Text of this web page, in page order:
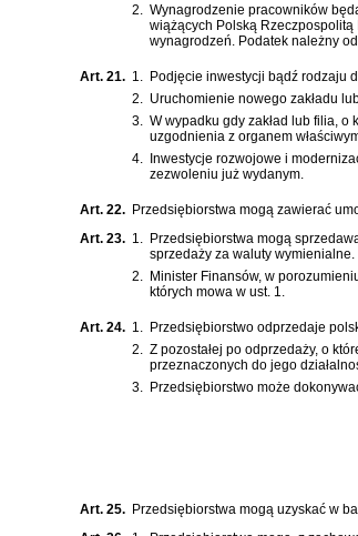
2.
Wynagrodzenie pracowników
wiążących Polską
wynagrodzeń. Podatek należny
Art. 21. 1.
Podjęcie inwestycji bądź rodzaju
2.
Uruchomienie nowego zakładu
3.
W wypadku gdy zakład lub filia,
uzgodnienia z organem
4.
Inwestycje rozwojowe i
zezwoleniu już wydanym.
Art. 22. Przedsiębiorstwa mogą zawierać
Art. 23. 1.
Przedsiębiorstwa mogą
sprzedaży za waluty wymienialne.
2.
Minister Finansów, w
których mowa w ust. 1.
Art. 24. 1.
Przedsiębiorstwo odprzedaje
2.
Z pozostałej po odprzedaży, o
przeznaczonych do jego
3.
Przedsiębiorstwo może
Art. 25. Przedsiębiorstwa mogą uzyskać w